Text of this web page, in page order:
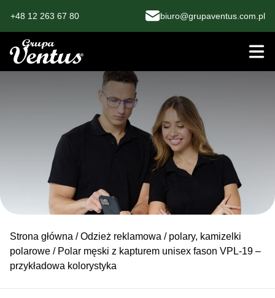
+48 12 263 67 80 biuro@grupaventus.com.pl
Strona główna /Odzież reklamowa / polary, kamizelki
polarowe / Polar męski z kapturem unisex fason VPL-19 –
przykładowa kolorystyka